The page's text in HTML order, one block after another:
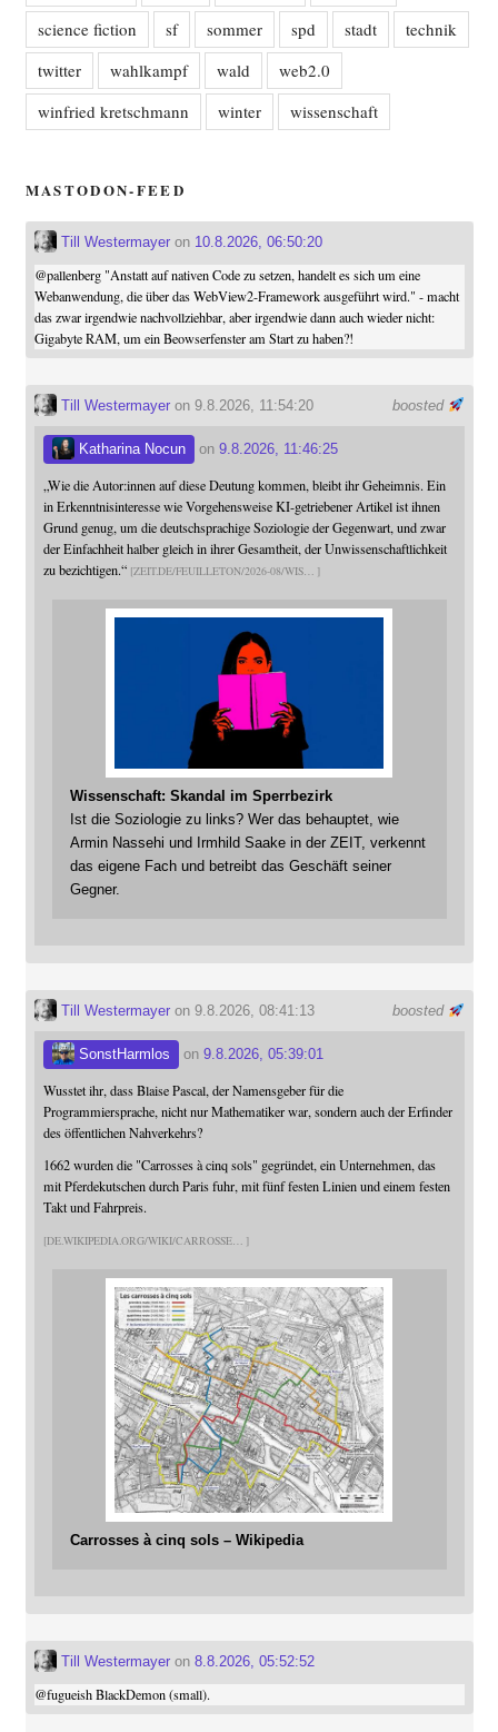
science fiction
sf sommer spd stadt
technik
twitter
wahlkampf wald
web2.0
winfried kretschmann
winter wissenschaft
MASTODON-FEED
Till Westermayeron 10.8.2026, 06:50:20
@pallenberg"Anstatt auf nativen Code zu setzen, handelt es sich um eine
Webanwendung, die über das WebView2-Framework ausgeführt wird." - macht
das zwar irgendwie nachvollziehbar, aber irgendwie dann auch wieder nicht:
Gigabyte RAM, um ein Beowserfenster am Start zu haben?!
boosted
Till Westermayeron 9.8.2026, 11:54:20
Katharina Nocun on 9.8.2026, 11:46:25
„Wie die Autor:innen auf diese Deutung kommen, bleibt ihr Geheimnis. Ein
in Erkenntnisinteresse wie Vorgehensweise KI-getriebener Artikel ist ihnen
Grund genug, um die deutschsprachige Soziologie der Gegenwart, und zwar
der Einfachheit halber gleich in ihrer Gesamtheit, der Unwissenschaftlichkeit
zu bezichtigen.“ ZEIT.DE/FEUILLETON/2026-08/WIS
Wissenschaft: Skandal im Sperrbezirk
Ist die Soziologie zu links? Wer das behauptet, wie
Armin Nassehi und Irmhild Saake in der ZEIT, verkennt
das eigene Fach und betreibt das Geschäft seiner
Gegner.
boosted
Till Westermayeron 9.8.2026, 08:41:13
SonstHarmlos on 9.8.2026, 05:39:01
Wusstet ihr, dass Blaise Pascal, der Namensgeber für die
Programmiersprache, nicht nur Mathematiker war, sondern auch der Erfinder
des öffentlichen Nahverkehrs?
1662 wurden die "Carrosses à cinq sols" gegründet, ein Unternehmen, das
mit Pferdekutschen durch Paris fuhr, mit fünf festen Linien und einem festen
Takt und Fahrpreis.
DE.WIKIPEDIA.ORG/WIKI/CARROSSE
Carrosses à cinq sols – Wikipedia
Till Westermayeron 8.8.2026, 05:52:52
@fugueishBlackDemon (small).